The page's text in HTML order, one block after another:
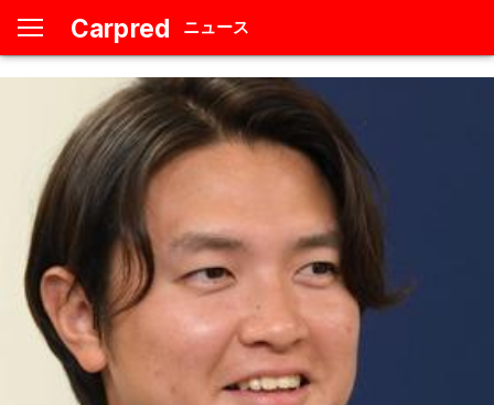
Carpred ニュース